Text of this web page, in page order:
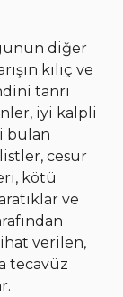
diğer
kılıç ve
tanrı
iyi kalpli
bulan
cesur
kötü
ve
verilen,
tecavüz